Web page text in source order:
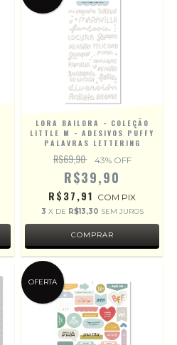
LORA BAILORA - COLEÇÃO
LITTLE M - ADESIVOS PUFFY
PALAVRAS LETTERING
R$69,90 43% OFF
R$39,90
R$37,91 COM PIX
3 X DE R$13,30 SEM JUROS
OFERTA